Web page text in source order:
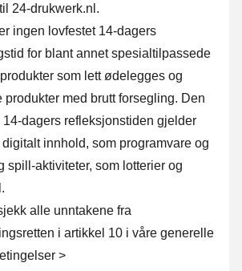
24-drukwerk.nl.
ingen lovfestet 14-dagers
for blant annet spesialtilpassede
som lett ødelegges og
produkter med brutt forsegling. Den
14-dagers refleksjonstiden gjelder
innhold, som programvare og
spill-aktiviteter, som lotterier og
alle unntakene fra
i artikkel 10 i våre generelle
>